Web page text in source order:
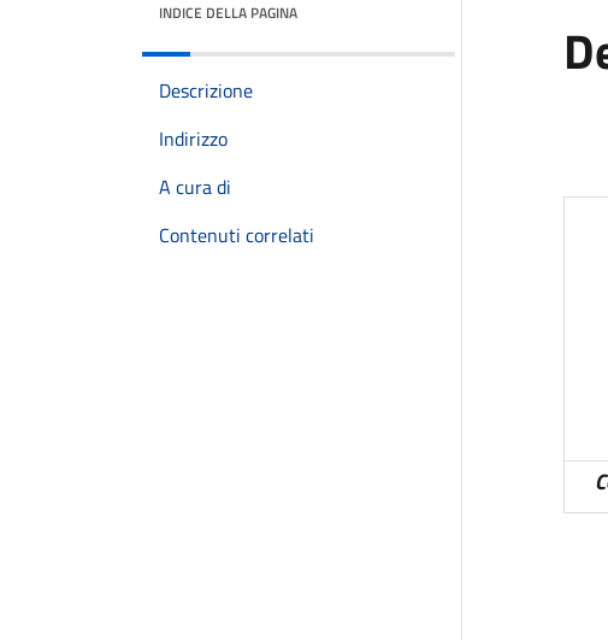
INDICE DELLA PAGINA
Descrizione
Indirizzo
A cura di
Contenuti correlati